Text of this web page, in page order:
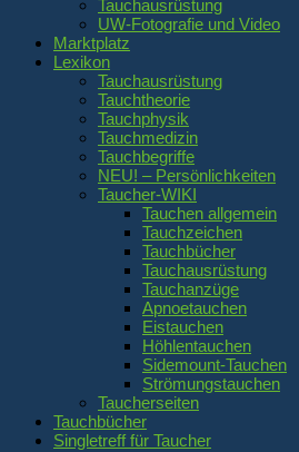
Tauchausrüstung
UW-Fotografie und Video
Marktplatz
Lexikon
Tauchausrüstung
Tauchtheorie
Tauchphysik
Tauchmedizin
Tauchbegriffe
NEU! – Persönlichkeiten
Taucher-WIKI
Tauchen allgemein
Tauchzeichen
Tauchbücher
Tauchausrüstung
Tauchanzüge
Apnoetauchen
Eistauchen
Höhlentauchen
Sidemount-Tauchen
Strömungstauchen
Taucherseiten
Tauchbücher
Singletreff für Taucher